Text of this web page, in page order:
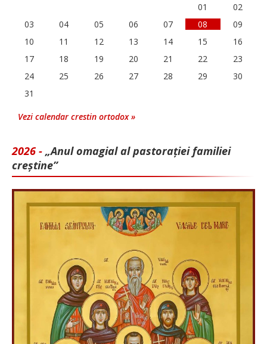
01
02
03
04 05 06 07 08
09
10
11 12 13 14 15
16
17
18 19 20 21 22
23
24
25 26 27 28 29
30
31
Vezi calendar crestin ortodox »
2026 - „Anul omagial al pastorației familiei
creștine”